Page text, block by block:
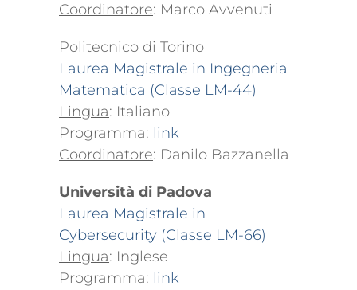
Coordinatore: Marco Avvenuti
Politecnico di Torino
Laurea Magistrale in Ingegneria
Matematica (Classe LM-44)
Lingua: Italiano
Programma: link
Coordinatore: Danilo Bazzanella
Università di Padova
Laurea Magistrale in
Cybersecurity (Classe LM-66)
Lingua: Inglese
Programma: link